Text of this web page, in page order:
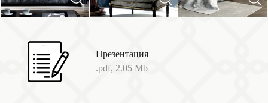
Презентация
.pdf, 2.05 Mb